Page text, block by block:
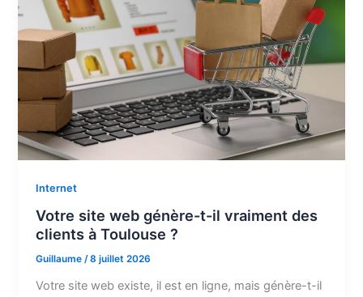
Internet
Votre site web génère-t-il vraiment des
clients à Toulouse ?
Guillaume/8 juillet 2026
Votre site web existe, il est en ligne, mais génère-t-il